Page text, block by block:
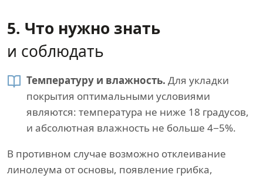
5. Что нужно знать
и соблюдать
Температуру и влажность. Для укладки
покрытия оптимальными условиями
являются: температура не ниже 18 градусов,
и абсолютная влажность не больше 4−5%.
В противном случае возможно отклеивание
линолеума от основы, появление грибка,